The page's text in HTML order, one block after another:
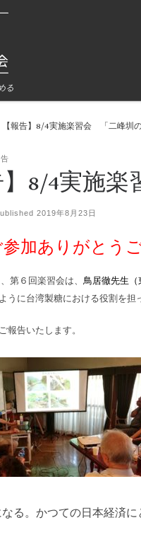
る
【報告】8/4実施楽習会 「二峰圳
】8/4実施
2019年8月23日
加ありがとう
第６回楽習会は、 鳥居徹先生（
うに台湾製糖における役割を担
報告いたします。
る。かつての日本経済